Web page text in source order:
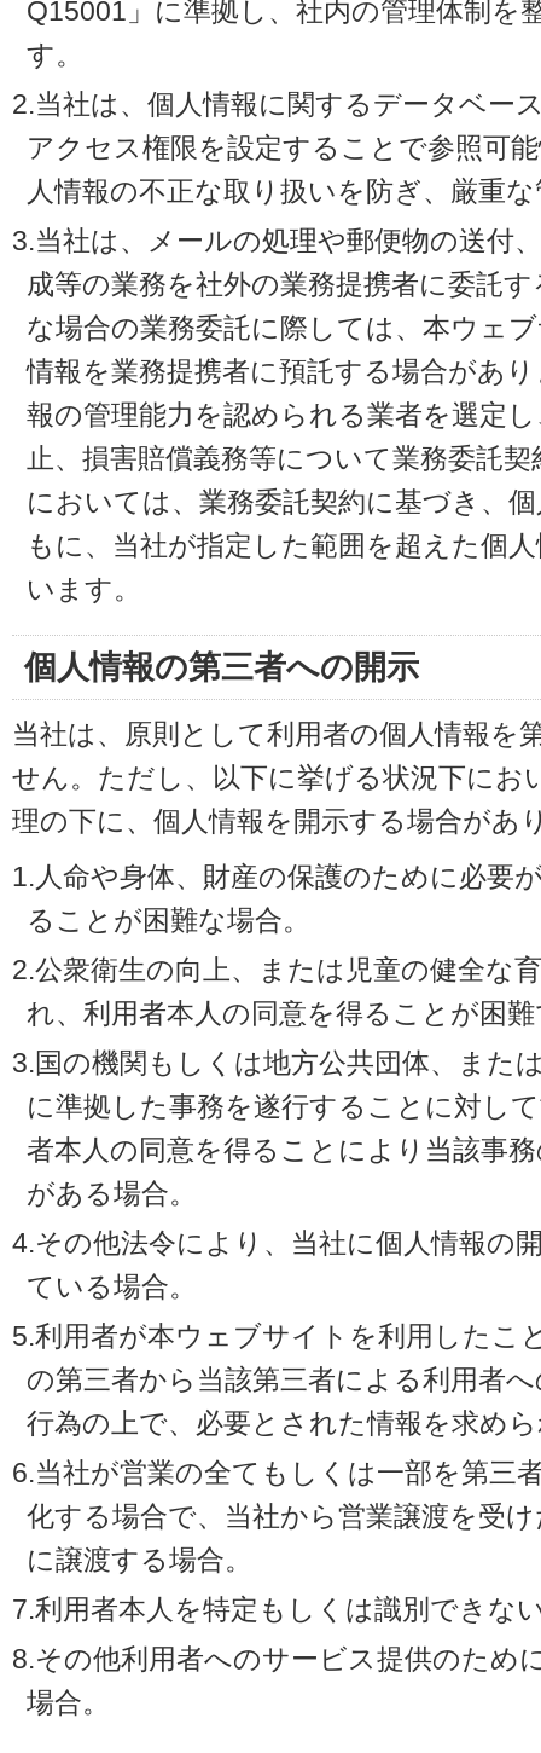
Q15001」に準拠し、社内の管理体制を
す。
2.当社は、個人情報に関するデータベー
アクセス権限を設定することで参照可
人情報の不正な取り扱いを防ぎ、厳重
3.当社は、メールの処理や郵便物の送付
成等の業務を社外の業務提携者に委託
な場合の業務委託に際しては、本ウェ
情報を業務提携者に預託する場合があ
報の管理能力を認められる業者を選定
止、損害賠償義務等について業務委託
においては、業務委託契約に基づき、
もに、当社が指定した範囲を超えた個
います。
個人情報の第三者への開示
当社は、原則として利用者の個人情報を
せん。ただし、以下に挙げる状況下にお
理の下に、個人情報を開示する場合があ
1.人命や身体、財産の保護のために必要
ることが困難な場合。
2.公衆衛生の向上、または児童の健全な
れ、利用者本人の同意を得ることが困
3.国の機関もしくは地方公共団体、また
に準拠した事務を遂行することに対し
者本人の同意を得ることにより当該事
がある場合。
4.その他法令により、当社に個人情報の
ている場合。
5.利用者が本ウェブサイトを利用したこ
の第三者から当該第三者による利用者
行為の上で、必要とされた情報を求め
6.当社が営業の全てもしくは一部を第三
化する場合で、当社から営業譲渡を受
に譲渡する場合。
7.利用者本人を特定もしくは識別できな
8.その他利用者へのサービス提供のため
場合。